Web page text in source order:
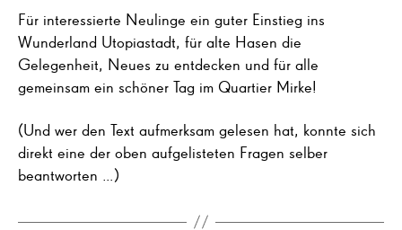
Für interessierte Neulinge ein guter Einstieg ins
Wunderland Utopiastadt, für alte Hasen die
Gelegenheit, Neues zu entdecken und für alle
gemeinsam ein schöner Tag im Quartier Mirke!
(Und wer den Text aufmerksam gelesen hat, konnte sich
direkt eine der oben aufgelisteten Fragen selber
beantworten …)